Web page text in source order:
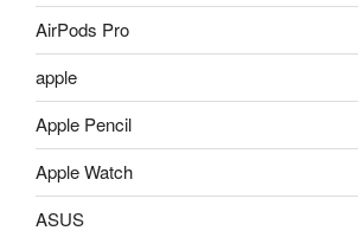
AirPods Pro
apple
Apple Pencil
Apple Watch
ASUS